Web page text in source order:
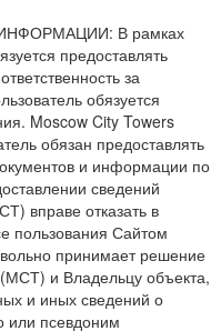
В рамках
предоставлять
за
обязуется
Moscow City Towers
обязан предоставлять
и информации по
сведений
вправе отказать в
пользования Сайтом
принимает решение
и Владельцу объекта,
и иных сведений о
или псевдоним